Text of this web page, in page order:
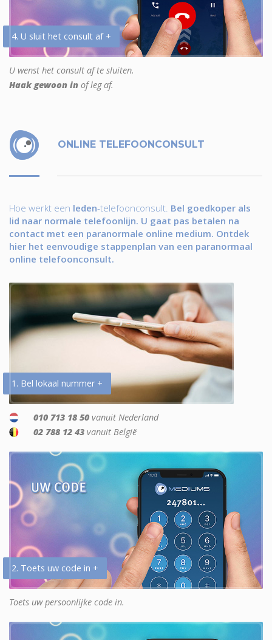
4. U sluit het consult af +
U wenst het consult af te sluiten.
Haak gewoon in of leg af.
ONLINE TELEFOONCONSULT
Hoe werkt een leden-telefoonconsult. Bel goedkoper als
lid naar normale telefoonlijn. U gaat pas betalen na
contact met een paranormale online medium. Ontdek
hier het eenvoudige stappenplan van een paranormaal
online telefoonconsult.
1. Bel lokaal nummer +
010 713 18 50 vanuit Nederland
02 788 12 43 vanuit België
2. Toets uw code in +
Toets uw persoonlijke code in.